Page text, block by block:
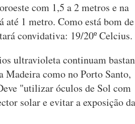
com 1,5 a 2 metros e na
até 1 metro. Como está bom de
convidativa: 19/20º Celcius.
ultravioleta continuam
como no Porto Santo,
"utilizar óculos de Sol com
solar e evitar a exposição